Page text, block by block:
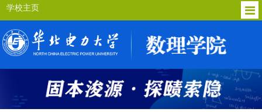
学校主页